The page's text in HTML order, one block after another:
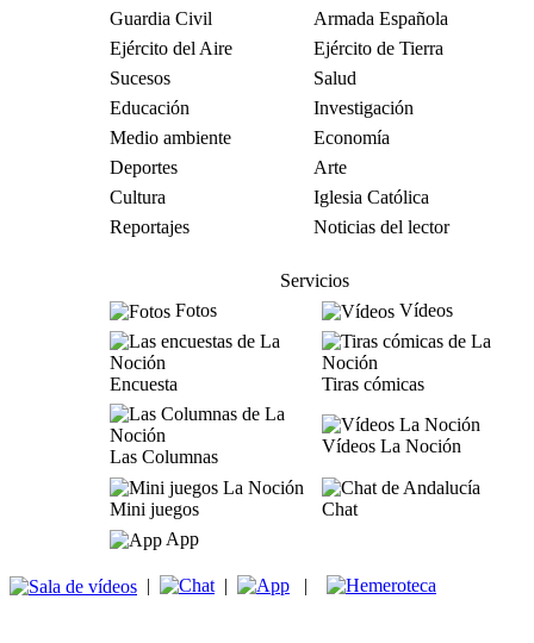
Guardia Civil
Armada Española
Ejército del Aire
Ejército de Tierra
Sucesos
Salud
Educación
Investigación
Medio ambiente
Economía
Deportes
Arte
Cultura
Iglesia Católica
Reportajes
Noticias del lector
Servicios
Fotos
Vídeos
Encuesta Tiras cómicas
Las Columnas
Vídeos La Noción
Mini juegos
Chat
App
| | |